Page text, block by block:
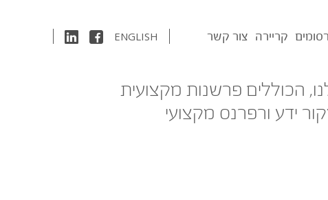
קריירה צור קשר ENGLISH
הכוללים פרשנות מקצועית
ידע ורפרנס מקצועי